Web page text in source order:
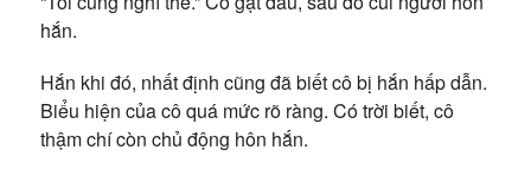
hắn.
Hắn khi đó, nhất định cũng đã biết cô bị hắn hấp dẫn.
Biểu hiện của cô quá mức rõ ràng. Có trời biết, cô
thậm chí còn chủ động hôn hắn.